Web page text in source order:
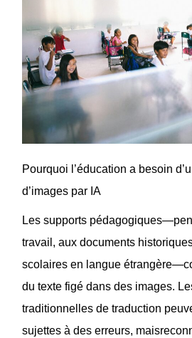
Pourquoi l’éducation a besoin
d’images par IA
Les supports
travail, aux documents
scolaires en langue
du texte figé dans des images.
traditionnelles de traduction
sujettes à des erreurs, mais